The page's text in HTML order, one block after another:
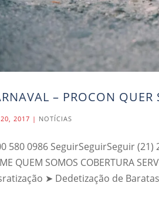
– PROCON
20, 2017 | NOTÍCIAS
580 0986 SeguirSeguirSeguir
QUEM SOMOS COBERTURA
➤ Dedetização de